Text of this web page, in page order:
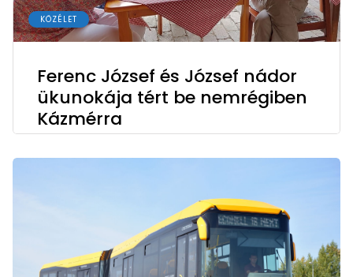
KÖZÉLET
Ferenc József és József nádor
ükunokája tért be nemrégiben
Kázmérra